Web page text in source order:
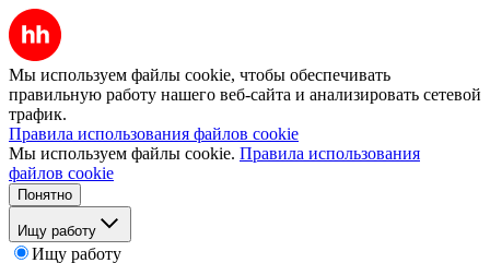
Мы используем файлы cookie, чтобы обеспечивать
правильную работу нашего веб-сайта и анализировать сетевой
трафик.
Правила использования файлов cookie
Мы используем файлы cookie. Правила использования
файлов cookie
Понятно
Ищу работу
Ищу работу